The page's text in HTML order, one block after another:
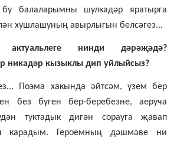
балаларымны шулкадәр яратырга
хушлашуның авырлыгын белсәгез...
актуальлеге нинди дәрәҗәдә?
никадәр кызыклы дип уйлыйсыз?
Поэма хакында әйтсәм, үзем бер
без бүген бер-беребезне, аеруча
туктадык дигән сорауга җавап
карадым. Героемның дәшмәве ни